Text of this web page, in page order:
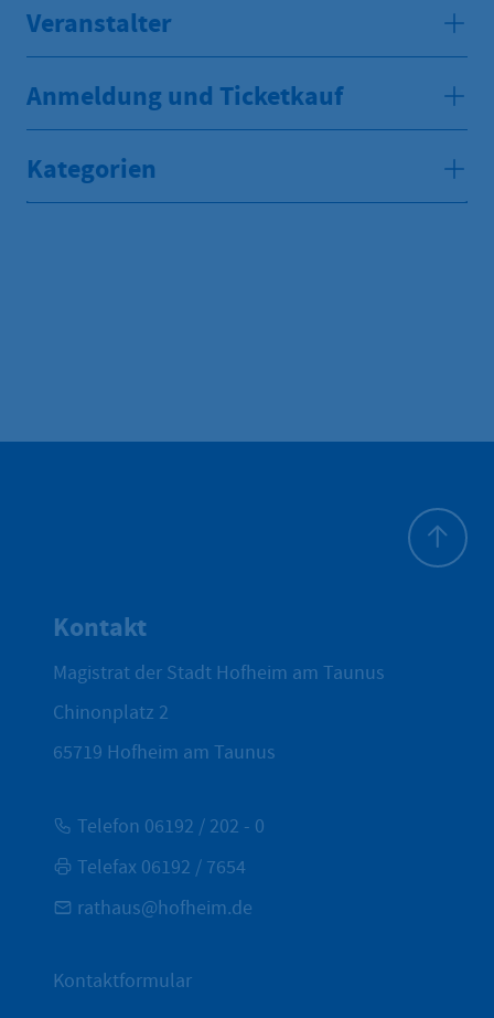
Veranstalter
Anmeldung und Ticketkauf
Kategorien
Kontakt
Magistrat der Stadt Hofheim am Taunus
Chinonplatz 2
65719 Hofheim am Taunus
Telefon 06192 / 202 - 0
Telefax 06192 / 7654
rathaus@hofheim.de
Kontaktformular